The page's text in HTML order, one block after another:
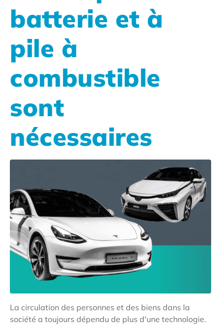
batterie et à
pile à
combustible
sont
nécessaires
La circulation des personnes et des biens dans la
société a toujours dépendu de plus d'une technologie.